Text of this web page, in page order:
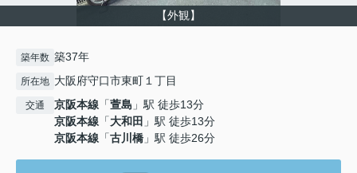
【外観】
築年数 築37年
所在地 大阪府守口市東町１丁目
交通 京阪本線 「萱島 」駅 徒歩13分
京阪本線 「大和田 」駅 徒歩13分
京阪本線 「古川橋 」駅 徒歩26分